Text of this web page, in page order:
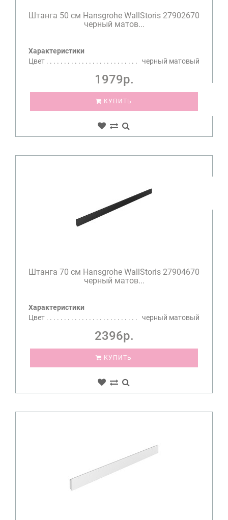
Штанга 50 см Hansgrohe WallStoris 27902670
черный матов...
Характеристики
Цвет
черный матовый
1979р.
КУПИТЬ
Штанга 70 см Hansgrohe WallStoris 27904670
черный матов...
Характеристики
Цвет
черный матовый
2396р.
КУПИТЬ